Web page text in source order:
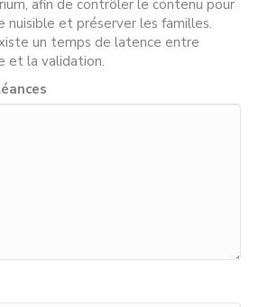
afin de contrôler le contenu pour
nuisible et préserver les familles.
un temps de latence entre
et la validation.